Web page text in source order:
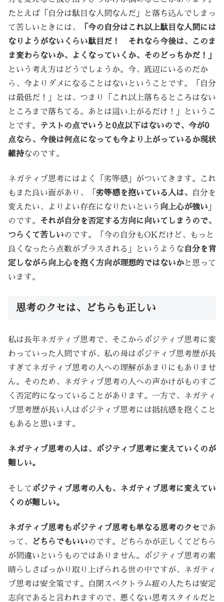
たとえば「自分は駄目な人間なんだ」と落ち込んでしまっ
て苦しいときには、
「今の自分はこれ以上駄目な人間には
なりようがないくらい駄目だ！ それなら今後は、このま
ま変わらないか、よくなっていくか、そのどっちかだ！」
という考え方はどうでしょうか。今、底辺にいるのだか
ら、今よりダメになることはないということです。「自分
は最低だ！」とは、つまり「これ以上落ちるところはない
ところまで落ちてる。あとは這い上がるだけ！」というこ
とです。
テストの点でいうと0点以下はないので、今が0
点なら、今後は何点になっても今より上がっているか現状
維持なのです。
ネガティブ思考にはよく「劣等感」がついてきます。これ
もまた良い面があり、「 劣等感を抱いている人は、
自分を
変えたい、よりよい存在になりたいという 向上心が強い 」
のです。
それが自分を否定する方向に向いてしまうので、
つらくて苦しいのです。「今の自分もOKだけど、もっと
良くなったら点数がプラスされる」というような 自分を肯
定しながら向上心を抱く方向が理想的ではないかと思って
います。
思考のクセは、どちらも正しい
私は長年ネガティブ思考で、そこからポジティブ思考に変
わっていった人間ですが、私の母はポジティブ思考歴が長
すぎてネガティブ思考の人への理解があまりにもありませ
ん。そのため、ネガティブ思考の人への声かけがものすご
く否定的になっていることがあります。一方で、ネガティ
ブ思考歴が長い人はポジティブ思考には抵抗感を抱くこと
もあると思います。
ネガティブ思考の人は、ポジティブ思考に変えていくのが
難しい。
そして ポジティブ思考の人も、ネガティブ思考に変えてい
くのが難しい。
ネガティブ思考もポジティブ思考も単なる思考のクセであ
って、
どちらでもいいのです。どちらかが正しくてどちら
が間違いというものではありません。ポジティブ思考の素
晴らしさばっかり取り上げられる世の中ですが、ネガティ
ブ思考は安全策です。自閉スペクトラム症の人たちは安定
志向であると言われますので、悪くない思考スタイルだと